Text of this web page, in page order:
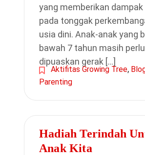
yang memberikan
pada tonggak
usia dini. Anak-anak yang
bawah 7 tahun masih perlu
dipuaskan gerak […]
Aktifitas Growing Tree,
Parenting
Hadiah Terindah
Anak Kita